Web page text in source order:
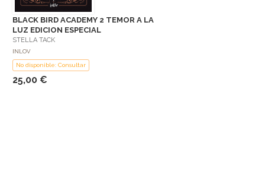
BLACK BIRD ACADEMY 2 TEMOR A LA
LUZ EDICION ESPECIAL
STELLA TACK
INLOV
No disponible: Consultar
25,00 €